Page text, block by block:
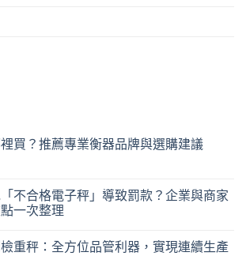
買？推薦專業衡器品牌與選購建議
不合格電子秤」導致罰款？企業與商家
一次整理
重秤：全方位品管利器，實現連續生產